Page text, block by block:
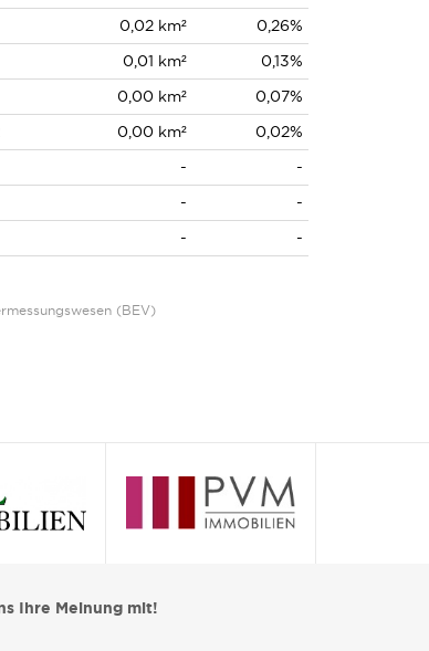
0,02 km²
0,26%
0,01 km²
0,13%
0,00 km²
0,07%
0,00 km²
0,02%
-
-
-
-
- -
(BEV)
Ihre Meinung mit!